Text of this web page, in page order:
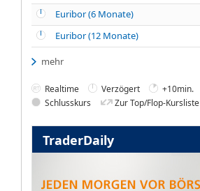
Euribor (6 Monate)
Euribor (12 Monate)
mehr
Realtime Verzögert +10min.
Schlusskurs
Zur Top/Flop-Kursliste
TraderDaily